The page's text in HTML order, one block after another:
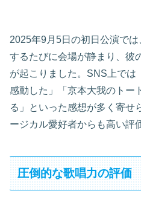
2025年9月5日の初日公演で
するたびに会場が静まり、彼
が起こりました。SNS上では
感動した」「京本大我のトー
る」といった感想が多く寄せ
ージカル愛好者からも高い評
圧倒的な歌唱力の評価